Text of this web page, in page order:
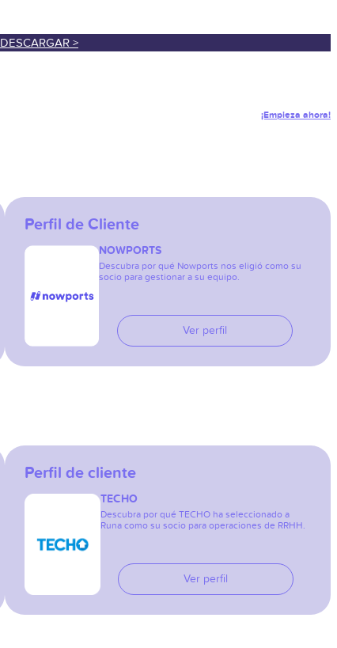
DESCARGAR >
¡Empieza ahora!
Perfil de Cliente
NOWPORTS
Descubra por qué Nowports nos eligió como su
socio para gestionar a su equipo.
Ver perfil
Perfil de cliente
TECHO
Descubra por qué TECHO ha seleccionado a
Runa como su socio para operaciones de RRHH.
Ver perfil